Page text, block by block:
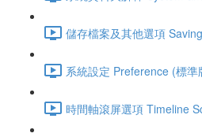
儲存檔案及其他選項
系統設定 Preference (標
時間軸滾屏選項 Timeline